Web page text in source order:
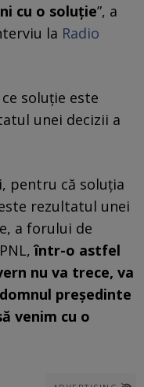
cu o soluție”, a
la Radio
soluție este
unei decizii a
pentru că soluția
rezultatul unei
a forului de
într-o astfel
nu va trece, va
președinte
venim cu o